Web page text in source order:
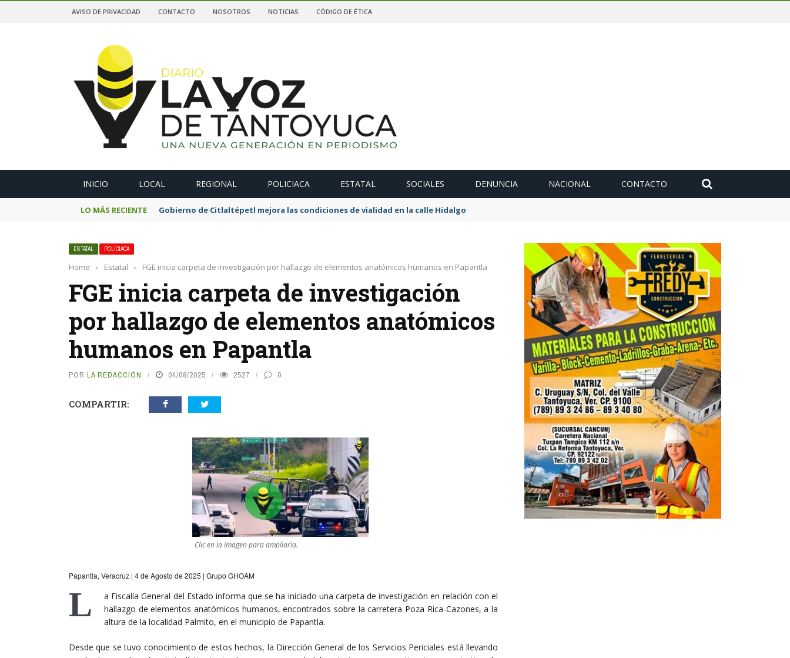
AVISO DE PRIVACIDAD CONTACTO NOSOTROS NOTICIAS CÓDIGO DE ÉTICA
INICIO LOCAL REGIONAL POLICIACA ESTATAL SOCIALES DENUNCIA NACIONAL CONTACTO
LO MÁS RECIENTE Gobierno de Citlaltépetl mejora las condiciones de vialidad en la calle Hidalgo
ESTATAL POLICIACA
Home › Estatal › FGE inicia carpeta de investigación por hallazgo de elementos anatómicos humanos en Papantla
FGE inicia carpeta de investigación
por hallazgo de elementos anatómicos
humanos en Papantla
POR LA REDACCIÓN 04/08/2025 2527 0
COMPARTIR:
Clic en la imagen para ampliarla.
Papantla, Veracruz | 4 de Agosto de 2025 | Grupo GHOAM
L
a Fiscalía General del Estado informa que se ha iniciado una carpeta de investigación en relación con el
hallazgo de elementos anatómicos humanos, encontrados sobre la carretera Poza Rica-Cazones, a la
altura de la localidad Palmito, en el municipio de Papantla.
Desde que se tuvo conocimiento de estos hechos, la Dirección General de los Servicios Periciales está llevando